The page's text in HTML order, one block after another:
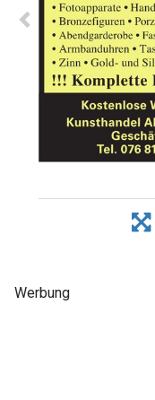
Werbung